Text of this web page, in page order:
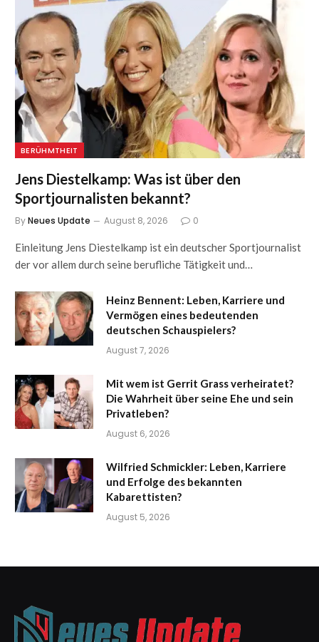
BERÜHMTHEIT
Jens Diestelkamp: Was ist über den
Sportjournalisten bekannt?
ByNeues Update August 8, 2026 0
Einleitung Jens Diestelkamp ist ein deutscher Sportjournalist
der vor allem durch seine berufliche Tätigkeit und…
Heinz Bennent: Leben, Karriere und
Vermögen eines bedeutenden
deutschen Schauspielers?
August 7, 2026
Mit wem ist Gerrit Grass verheiratet?
Die Wahrheit über seine Ehe und sein
Privatleben?
August 6, 2026
Wilfried Schmickler: Leben, Karriere
und Erfolge des bekannten
Kabarettisten?
August 5, 2026